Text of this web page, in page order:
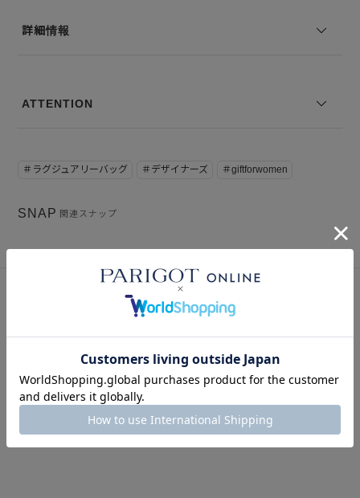
詳細情報
ATTENTION
＃ラグジュアリーバッグ ＃デザイナーズ ＃giftforwomen
SNAP 関連スナップ
このアイテムを見た人はこの商品もチェックしています